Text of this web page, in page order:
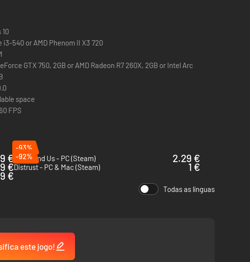
i3-540 or AMD Phenom II X3 720
GTX 750, 2GB or AMD Radeon R7 260X, 2GB or Intel Arc
space
FPS
€
-93%
Them and Us - PC (Steam)
2.29 €
€
-92%
Distrust - PC & Mac (Steam)
1 €
€
Todas as línguas
este jogo!